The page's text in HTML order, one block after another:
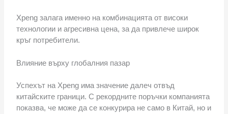
Xpeng залага именно на комбинацията от високи
технологии и агресивна цена, за да привлече широк
кръг потребители.
Влияние върху глобалния пазар
Успехът на Xpeng има значение далеч отвъд
китайските граници. С рекордните поръчки компанията
показва, че може да се конкурира не само в Китай, но и